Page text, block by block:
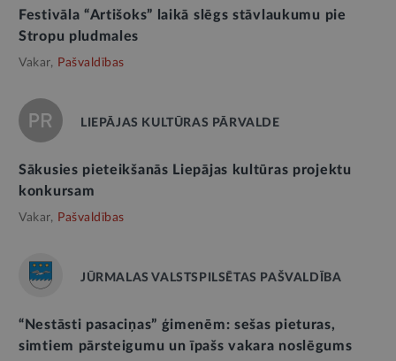
Festivāla “Artišoks” laikā slēgs stāvlaukumu pie
Stropu pludmales
Vakar, Pašvaldības
LIEPĀJAS KULTŪRAS PĀRVALDE
Sākusies pieteikšanās Liepājas kultūras projektu
konkursam
Vakar, Pašvaldības
JŪRMALAS VALSTSPILSĒTAS PAŠVALDĪBA
“Nestāsti pasaciņas” ģimenēm: sešas pieturas,
simtiem pārsteigumu un īpašs vakara noslēgums